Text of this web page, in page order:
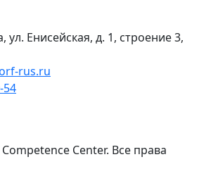
ул. Енисейская, д. 1, строение 3,
rus.ru
54
Сenter. Все права